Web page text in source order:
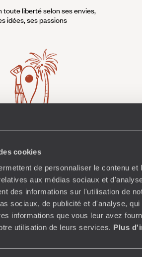
cookies
de personnaliser le contenu et
aux médias sociaux et
des informations sur l'utilisation de
sociaux, de publicité et d'analyse,
informations que vous leur avez
utilisation de leurs services. Plus
toute liberté selon ses envies,
idées, ses passions
jamais à court d’idées, ils vous
un voyage ultra-personnalisé :
ateliers, rencontres…